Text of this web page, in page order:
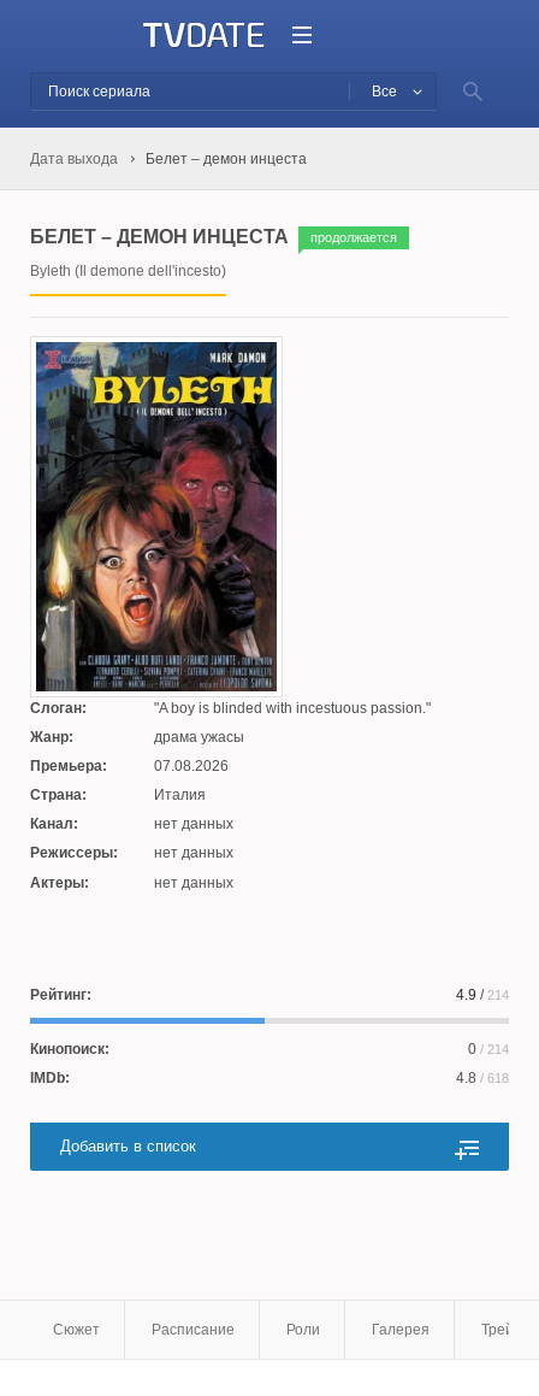
Все
Дата выхода Белет – демон инцеста
БЕЛЕТ – ДЕМОН ИНЦЕСТА продолжается
Byleth (Il demone dell'incesto)
Слоган:
A boy is blinded with incestuous passion.
Жанр:
драма ужасы
Премьера:
07.08.2026
Страна:
Италия
Канал:
нет данных
Режиссеры:
нет данных
Актеры:
нет данных
Рейтинг: 4.9 / 214
Кинопоиск: 0 / 214
IMDb: 4.8 / 618
Добавить в список
Сюжет Расписание Роли Галерея